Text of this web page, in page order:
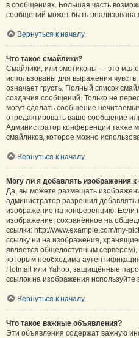
в сообщениях. Большая часть
сообщений может быть реализована
Вернуться к началу
Что такое смайлики?
Смайлики, или эмотиконы — это
использованы для выражения
означает грусть. Полный список
создания сообщений. Только не
могут сделать сообщение
отредактировать ваше сообщение
Администратор конференции также
смайликов, которое можно
Вернуться к началу
Могу ли я добавлять изображения
Да, вы можете размещать
администратор разрешил добавлять
изображение на конференцию. Если
изображение, сохранённое на
ссылки: http://www.example.com/my-
ссылку ни на изображения,
является общедоступным
которым необходима
Hotmail или Yahoo, защищённые
ссылок на изображения используйте
Вернуться к началу
Что такое важные объявления?
Эти объявления содержат важную